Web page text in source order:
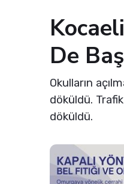
De
Okulların
döküldü.
döküldü.